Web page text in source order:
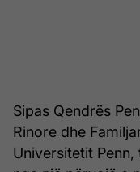
Sipas Qendrës
Rinore dhe
Universitetit